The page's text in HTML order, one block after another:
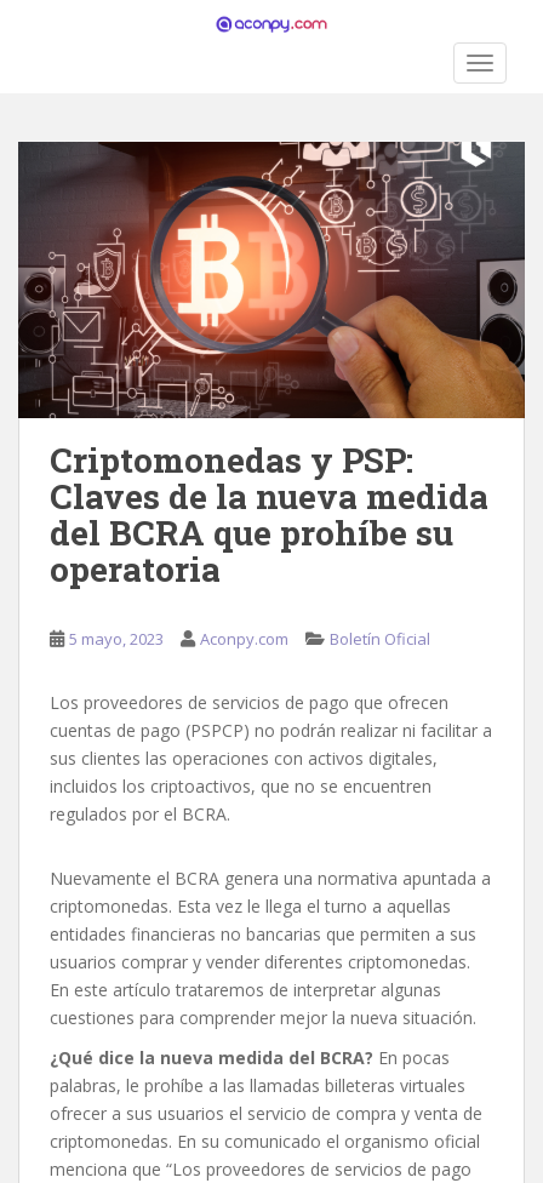
Criptomonedas y PSP:
Claves de la nueva medida
del BCRA que prohíbe su
operatoria
5 mayo, 2023 Aconpy.com Boletín Oficial
Los proveedores de servicios de pago que ofrecen
cuentas de pago (PSPCP) no podrán realizar ni facilitar a
sus clientes las operaciones con activos digitales,
incluidos los criptoactivos, que no se encuentren
regulados por el BCRA.
Nuevamente el BCRA genera una normativa apuntada a
criptomonedas. Esta vez le llega el turno a aquellas
entidades financieras no bancarias que permiten a sus
usuarios comprar y vender diferentes criptomonedas.
En este artículo trataremos de interpretar algunas
cuestiones para comprender mejor la nueva situación.
¿Qué dice la nueva medida del BCRA? En pocas
palabras, le prohíbe a las llamadas billeteras virtuales
ofrecer a sus usuarios el servicio de compra y venta de
criptomonedas. En su comunicado el organismo oficial
menciona que “Los proveedores de servicios de pago